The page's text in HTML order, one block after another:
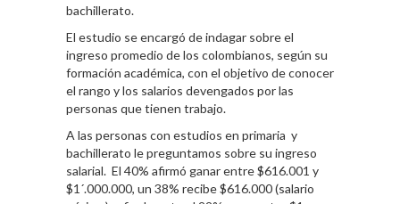
bachillerato.
El estudio se encargó de indagar sobre el
ingreso promedio de los colombianos, según su
formación académica, con el objetivo de conocer
el rango y los salarios devengados por las
personas que tienen trabajo.
A las personas con estudios en primaria y
bachillerato le preguntamos sobre su ingreso
salarial. El 40% afirmó ganar entre $616.001 y
$1´.000.000, un 38% recibe $616.000 (salario